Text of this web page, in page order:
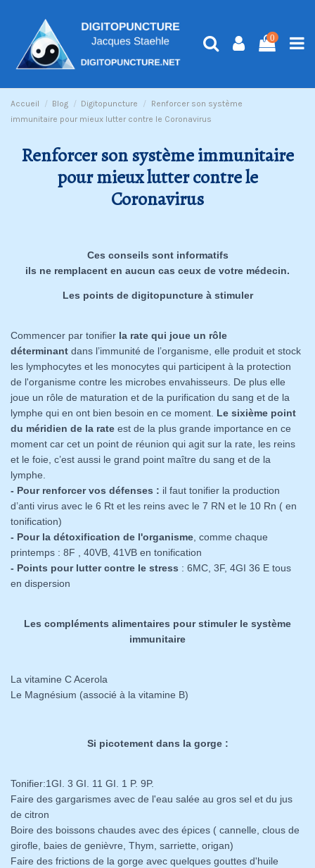
0
Accueil Blog Digitopuncture
Renforcer son système
immunitaire pour mieux lutter contre le Coronavirus
Renforcer son système immunitaire
pour mieux lutter contre le
Coronavirus
Ces conseils sont informatifs
ils ne remplacent en aucun cas ceux de votre médecin.
Les points de digitopuncture à stimuler
Commencer par tonifier la rate qui joue un rôle
déterminant dans l’immunité de l’organisme, elle produit et stock
les lymphocytes et les monocytes qui participent à la protection
de l'organisme contre les microbes envahisseurs. De plus elle
joue un rôle de maturation et de la purification du sang et de la
lymphe qui en ont bien besoin en ce moment. Le sixième point
du méridien de la rate est de la plus grande importance en ce
moment car cet un point de réunion qui agit sur la rate, les reins
et le foie, c’est aussi le grand point maître du sang et de la
lymphe.
- Pour renforcer vos défenses : il faut tonifier la production
d’anti virus avec le 6 Rt et les reins avec le 7 RN et le 10 Rn ( en
tonification)
- Pour la détoxification de l'organisme , comme chaque
printemps : 8F , 40VB, 41VB en tonification
- Points pour lutter contre le stress : 6MC, 3F, 4GI 36 E tous
en dispersion
Les compléments alimentaires pour stimuler le système
immunitaire
La vitamine C Acerola
Le Magnésium (associé à la vitamine B)
Si picotement dans la gorge :
Tonifier:1GI. 3 GI. 11 GI. 1 P. 9P.
Faire des gargarismes avec de l'eau salée au gros sel et du jus
de citron
Boire des boissons chaudes avec des épices ( cannelle, clous de
girofle, baies de genièvre, Thym, sarriette, origan)
Faire des frictions de la gorge avec quelques gouttes d'huile